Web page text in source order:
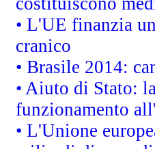
• L'UE finanzia
cranico
• Brasile 2014:
• Aiuto di Stato:
funzionamento
• L'Unione